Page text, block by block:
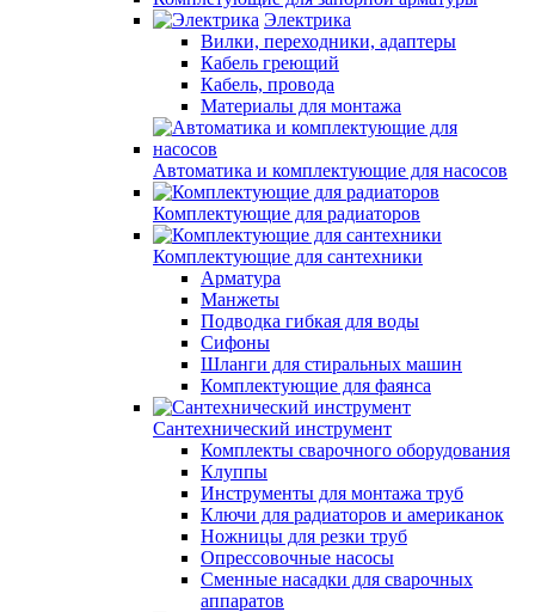
Электрика
Вилки, переходники, адаптеры
Кабель греющий
Кабель, провода
Материалы для монтажа
Автоматика и комплектующие для насосов
Комплектующие для радиаторов
Комплектующие для сантехники
Арматура
Манжеты
Подводка гибкая для воды
Сифоны
Шланги для стиральных машин
Комплектующие для фаянса
Сантехнический инструмент
Комплекты сварочного оборудования
Клуппы
Инструменты для монтажа труб
Ключи для радиаторов и американок
Ножницы для резки труб
Опрессовочные насосы
Сменные насадки для сварочных
аппаратов